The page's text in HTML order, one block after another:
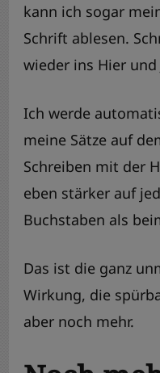
kann ich sogar
Schrift ablesen.
wieder ins Hier und
Ich werde
meine Sätze auf
Schreiben mit der
eben stärker auf
Buchstaben als
Das ist die ganz
Wirkung, die
aber noch mehr.